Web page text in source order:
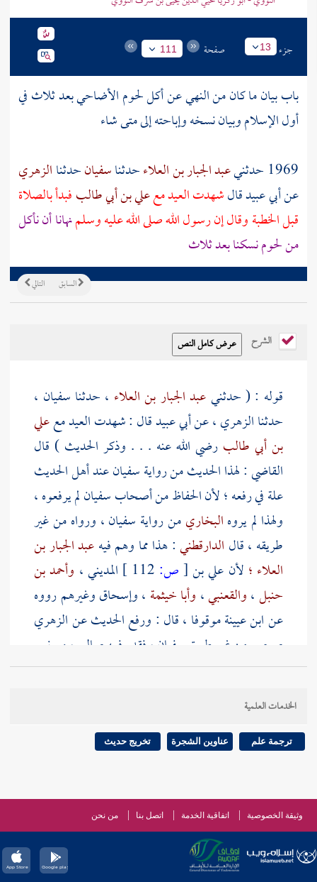
جزء 13 صفحة 111
باب بيان ما كان من النهي عن أكل لحوم الأضاحي بعد ثلاث في
أول الإسلام وبيان نسخه وإباحته إلى متى شاء
1969 حدثني
عبد الجبار بن العلاءحدثناسفيانحدثناالزهري
عنأبي عبيدقالشهدت العيد مععلي بن أبي طالبفبدأ بالصلاة
قبل الخطبة وقال إن رسول الله صلى الله عليه وسلمنهانا أن نأكل
من لحوم نسكنا بعد ثلاث
التالي السابق
الشرح
قوله : ( حدثنيعبد الجبار بن العلاء ، حدثنا سفيان ،
حدثناالزهري، عنأبي عبيدقال : شهدت العيد مععلي
بن أبي طالبرضي الله عنه . . . وذكر الحديث ) قال
القاضي : لهذا الحديث من روايةسفيانعند أهل الحديث
علة في رفعه ؛ لأن الحفاظ من أصحابسفيانلم يرفعوه ،
ولهذا لم يروهالبخاريمن رواية سفيان، ورواه من غير
طريقه ، قال الدارقطني: هذا مما وهم فيهعبد الجبار بن
العلاء ؛ لأن عليبن[ص: المديني، وأحمد بن
حنبل،والقعنبي، وأبا خيثمة ،وإسحاقوغيرهم رووه
عنابن عيينةموقوفا ، قال : ورفع الحديث عنالزهري
صحيح من غير طريق سفيان ، فقد رفعه صالح ، ويونس
،ومعمر،والزبيدي،ومالكمن روايةجويريةكلهم
رووه عن
صحيح بكل حال . والله أعلم .الخدمات العلمية
ترجمة علم عناوين الشجرة تخريج حديث
وثيقة الخصوصية اتفاقية الخدمة اتصل بنا من نحن